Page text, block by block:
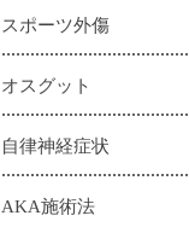
スポーツ外傷
オスグット
自律神経症状
AKA施術法